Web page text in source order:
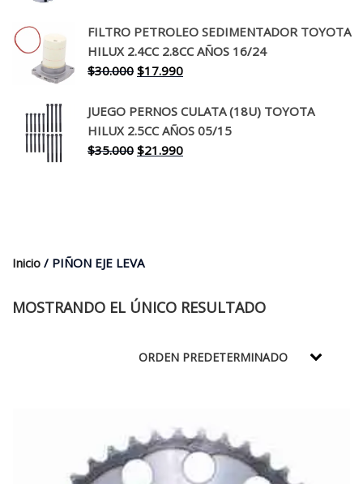
original
era:
$260.000.
actual
es:
FILTRO PETROLEO SEDIMENTADOR TOYOTA
HILUX 2.4CC 2.8CC AÑOS 16/24
$30.000 El
original
era:
$30.000.
$17.990El
actual
es:
$17.990.
JUEGO PERNOS CULATA (18U) TOYOTA
HILUX 2.5CC AÑOS 05/15
$35.000 El
$21.990El
Inicio / PIÑON EJE LEVA
MOSTRANDO EL ÚNICO RESULTADO